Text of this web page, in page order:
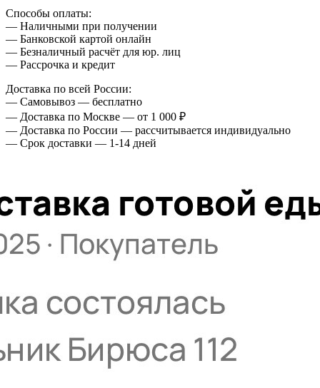
Способы оплаты:
— Наличными при получении
— Банковской картой онлайн
— Безналичный расчёт для юр. лиц
— Рассрочка и кредит
Доставка по всей России:
— Самовывоз — бесплатно
— Доставка по Москве — от 1 000 ₽
— Доставка по России — рассчитывается индивидуально
— Срок доставки — 1-14 дней